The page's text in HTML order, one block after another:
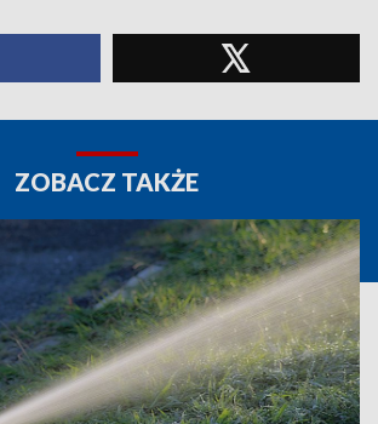
ZOBACZ TAKŻE